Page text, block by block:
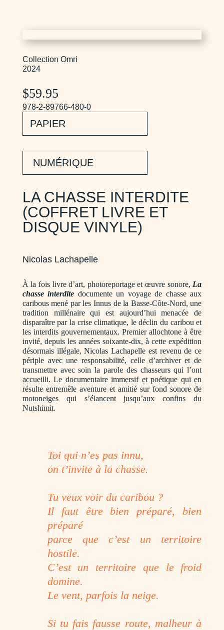
Collection Omri
2024
$59.95
978-2-89766-480-0
PAPIER
NUMÉRIQUE
LA CHASSE INTERDITE
(COFFRET LIVRE ET
DISQUE VINYLE)
Nicolas Lachapelle
À la fois livre d’art, photoreportage et œuvre sonore, La
chasse interdite documente un voyage de chasse aux
caribous mené par les Innus de la Basse-Côte-Nord, une
tradition millénaire qui est aujourd’hui menacée de
disparaître par la crise climatique, le déclin du caribou et
les interdits gouvernementaux. Premier allochtone à être
invité, depuis les années soixante-dix, à cette expédition
désormais illégale, Nicolas Lachapelle est revenu de ce
périple avec une responsabilité, celle d’archiver et de
transmettre avec soin la parole des chasseurs qui l’ont
accueilli. Le documentaire immersif et poétique qui en
résulte entremêle aventure et amitié sur fond sonore de
motoneiges qui s’élancent jusqu’aux confins du
Nutshimit.
Toi qui n’es pas innu,
on t’invite à la chasse.
Tu veux voir du caribou ?
Il faut être bien préparé, bien
préparé
parce que c’est un territoire
hostile.
C’est un territoire que le froid
domine.
Le vent, parfois la neige.
Si tu fais fausse route, malheur à